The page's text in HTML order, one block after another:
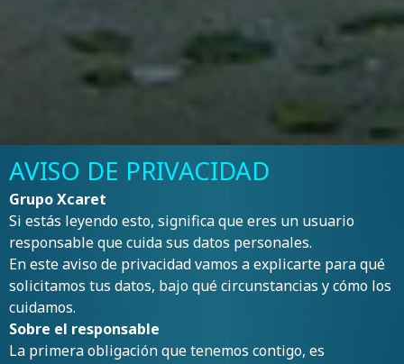
AVISO DE PRIVACIDAD
Grupo Xcaret
Si estás leyendo esto, significa que eres un usuario
responsable que cuida sus datos personales.
En este aviso de privacidad vamos a explicarte para qué
solicitamos tus datos, bajo qué circunstancias y cómo los
cuidamos.
Sobre el responsable
La primera obligación que tenemos contigo, es